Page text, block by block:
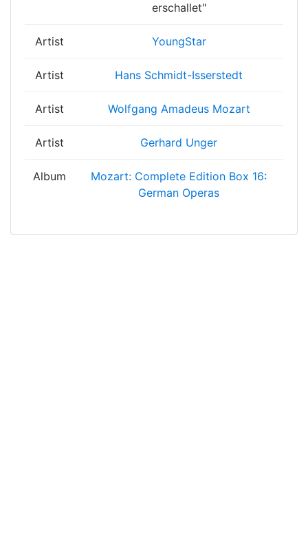
erschallet"
Artist YoungStar
Artist Hans Schmidt-Isserstedt
Artist Wolfgang Amadeus Mozart
Artist Gerhard Unger
Album
Mozart: Complete Edition Box 16:
German Operas